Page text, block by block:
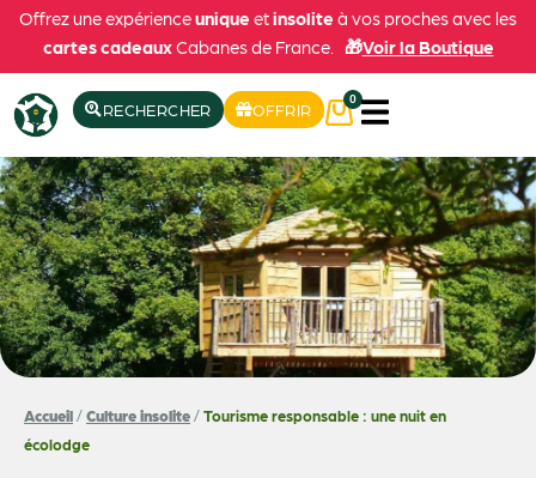
Offrez une expérienceunique etinsolite à vos proches avec les
cartes cadeauxCabanes de France. 🎁Voir la Boutique
RECHERCHER OFFRIR
0
Accueil/Culture insolite/Tourisme responsable : une nuit en
écolodge